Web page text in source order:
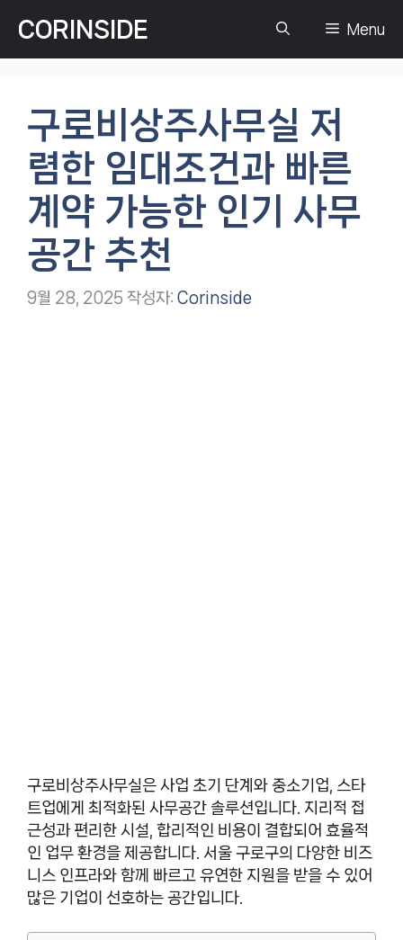
츠
CORINSIDE Menu
구로비상주사무실 저
렴한 임대조건과 빠른
계약 가능한 인기 사무
공간 추천
9월 28, 2025 작성자: Corinside
구로비상주사무실은 사업 초기 단계와 중소기업, 스타
트업에게 최적화된 사무공간 솔루션입니다. 지리적 접
근성과 편리한 시설, 합리적인 비용이 결합되어 효율적
인 업무 환경을 제공합니다. 서울 구로구의 다양한 비즈
니스 인프라와 함께 빠르고 유연한 지원을 받을 수 있어
많은 기업이 선호하는 공간입니다.